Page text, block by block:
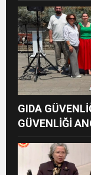
GIDA
GÜVENLİĞİ
MÜMKÜNDÜR”